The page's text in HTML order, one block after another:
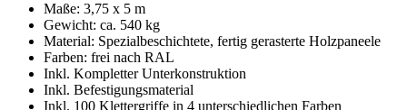
Maße: 3,75 x 5 m
Gewicht: ca. 540 kg
Material: Spezialbeschichtete, fertig gerasterte Holzpaneele
Farben: frei nach RAL
Inkl. Kompletter Unterkonstruktion
Inkl. Befestigungsmaterial
Inkl. 100 Klettergriffe in 4 unterschiedlichen Farben